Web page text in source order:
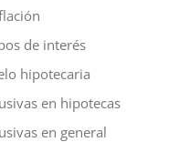
de interés
hipotecaria
en hipotecas
en general